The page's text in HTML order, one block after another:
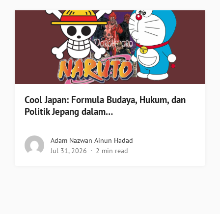
Cool Japan: Formula Budaya, Hukum, dan
Politik Jepang dalam…
Adam Nazwan Ainun Hadad
Jul 31, 2026
2 min read